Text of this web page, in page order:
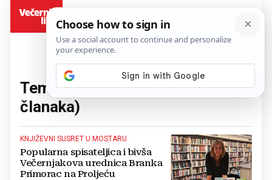
Tema:Mostarsko proljeće(90
članaka)
KNJIŽEVNI SUSRET U MOSTARU
Popularna spisateljica i bivša
Večernjakova urednica Branka
Primorac na Proljeću